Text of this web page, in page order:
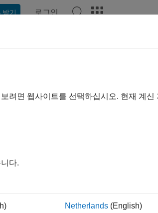
받기 로그인
려면 웹사이트를 선택하십시오. 현재 계
다.
Netherlands (English)